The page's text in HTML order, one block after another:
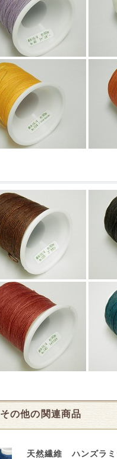
その他の関連商品
天然繊維 ハンズラ